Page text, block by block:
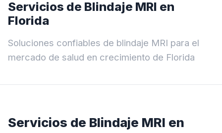
Servicios de Blindaje MRI en
Florida
Soluciones confiables de blindaje MRI para el
mercado de salud en crecimiento de Florida
Servicios de Blindaje MRI en